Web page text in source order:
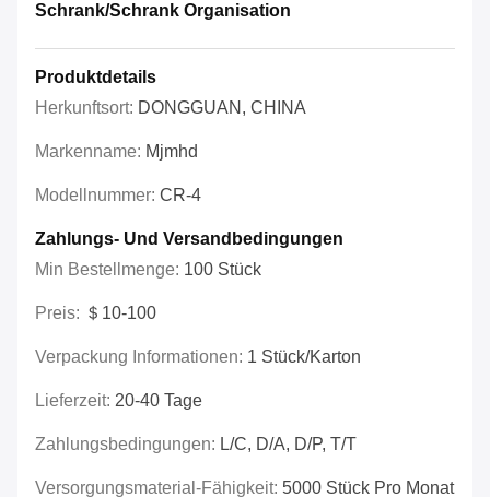
Schrank/Schrank Organisation
Produktdetails
Herkunftsort: DONGGUAN, CHINA
Markenname: Mjmhd
Modellnummer: CR-4
Zahlungs- Und Versandbedingungen
Min Bestellmenge: 100 Stück
Preis: ＄10-100
Verpackung Informationen: 1 Stück/Karton
Lieferzeit: 20-40 Tage
Zahlungsbedingungen: L/C, D/A, D/P, T/T
Versorgungsmaterial-Fähigkeit: 5000 Stück Pro Monat